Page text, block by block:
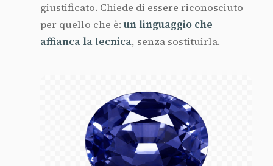
giustificato. Chiede di essere riconosciuto
per quello che è: un linguaggio che
affianca la tecnica, senza sostituirla.